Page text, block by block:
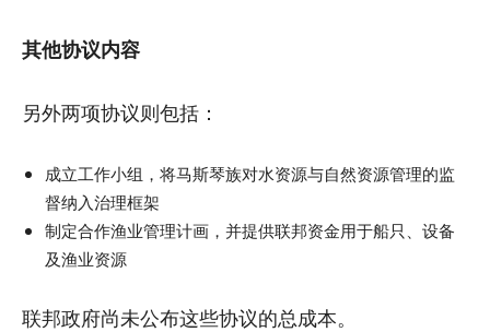
其他协议内容
另外两项协议则包括：
成立工作小组，将马斯琴族对水资源与自然资源管理的监
督纳入治理框架
制定合作渔业管理计画，并提供联邦资金用于船只、设备
及渔业资源
联邦政府尚未公布这些协议的总成本。